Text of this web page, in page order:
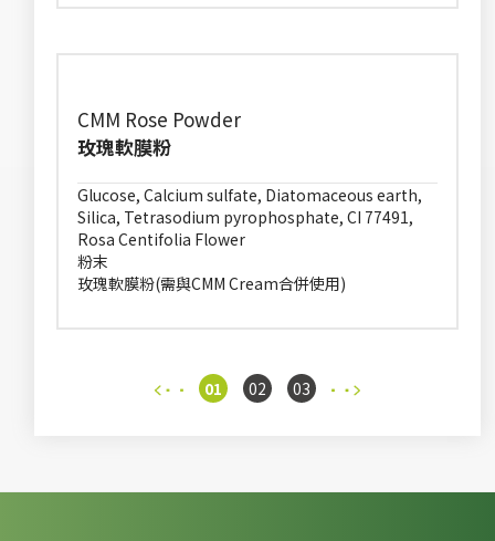
CMM Rose Powder
玫瑰軟膜粉
Glucose, Calcium sulfate, Diatomaceous earth,
Silica, Tetrasodium pyrophosphate, CI 77491,
Rosa Centifolia Flower
粉末
玫瑰軟膜粉(需與CMM Cream合併使用)
01 02 03